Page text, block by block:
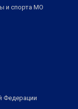
и спорта МО
Федерации